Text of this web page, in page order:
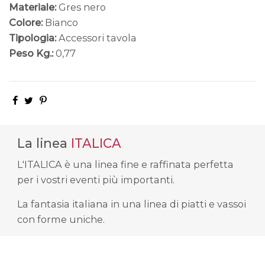
Materiale: Gres nero
Colore: Bianco
Tipologia: Accessori tavola
Peso Kg.: 0,77
La linea ITALICA
L'ITALICA è una linea fine e raffinata perfetta
per i vostri eventi più importanti.
La fantasia italiana in una linea di piatti e vassoi
con forme uniche.